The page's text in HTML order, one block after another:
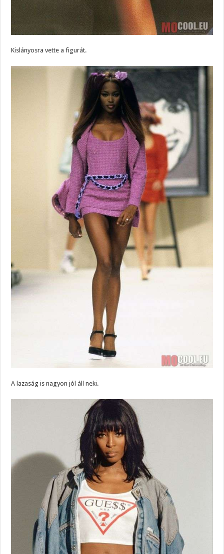
Kislányosra vette a figurát.
A lazaság is nagyon jól áll neki.